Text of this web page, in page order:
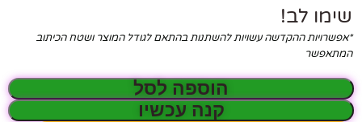
שימו לב!
*אפשרויות ההקדשה עשויות להשתנות בהתאם לגודל המוצר ושטח הכיתוב
המתאפשר
הוספה לסל
קנה עכשיו